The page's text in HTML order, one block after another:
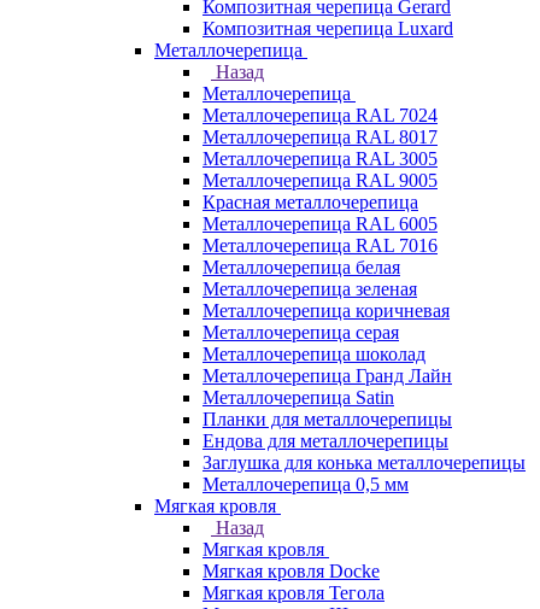
Композитная черепица Gerard
Композитная черепица Luxard
Металлочерепица
Назад
Металлочерепица
Металлочерепица RAL 7024
Металлочерепица RAL 8017
Металлочерепица RAL 3005
Металлочерепица RAL 9005
Красная металлочерепица
Металлочерепица RAL 6005
Металлочерепица RAL 7016
Металлочерепица белая
Металлочерепица зеленая
Металлочерепица коричневая
Металлочерепица серая
Металлочерепица шоколад
Металлочерепица Гранд Лайн
Металлочерепица Satin
Планки для металлочерепицы
Ендова для металлочерепицы
Заглушка для конька металлочерепицы
Металлочерепица 0,5 мм
Мягкая кровля
Назад
Мягкая кровля
Мягкая кровля Docke
Мягкая кровля Тегола